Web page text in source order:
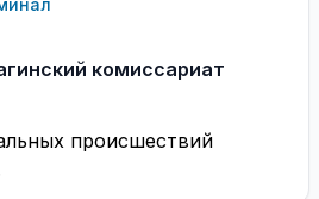
комиссариат
происшествий